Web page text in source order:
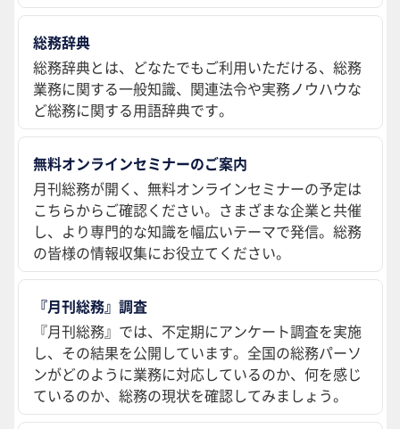
総務辞典
総務辞典とは、どなたでもご利用いただける、総務
業務に関する一般知識、関連法令や実務ノウハウな
ど総務に関する用語辞典です。
無料オンラインセミナーのご案内
月刊総務が開く、無料オンラインセミナーの予定は
こちらからご確認ください。さまざまな企業と共催
し、より専門的な知識を幅広いテーマで発信。総務
の皆様の情報収集にお役立てください。
『月刊総務』調査
『月刊総務』では、不定期にアンケート調査を実施
し、その結果を公開しています。全国の総務パーソ
ンがどのように業務に対応しているのか、何を感じ
ているのか、総務の現状を確認してみましょう。